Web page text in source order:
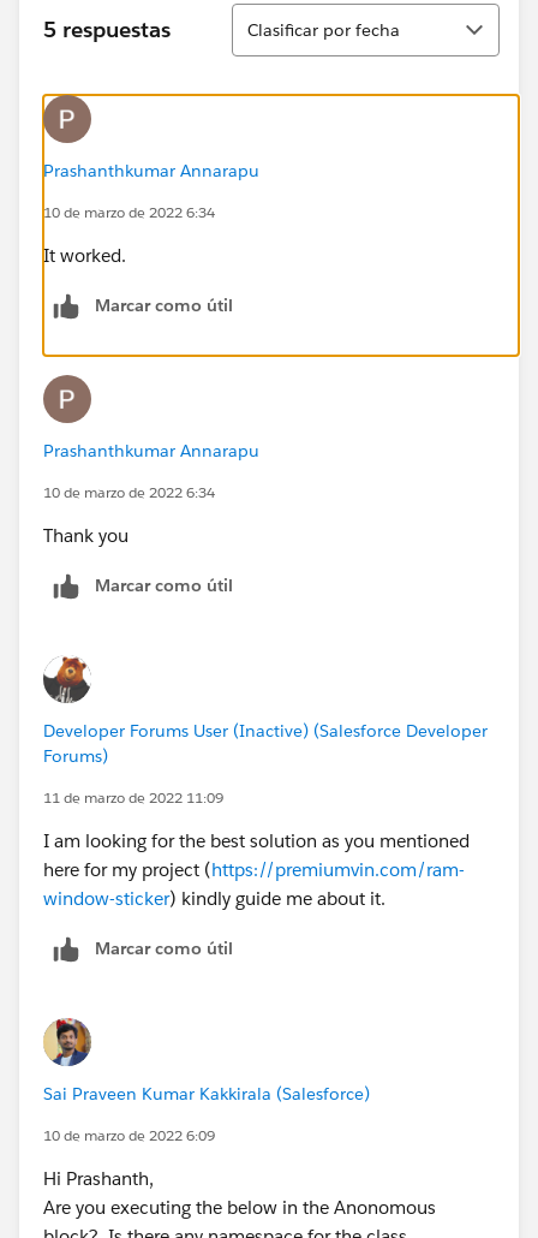
5 respuestas
Ordenar
Clasificar por fecha
Prashanthkumar Annarapu
10 de marzo de 2022 6:34
It worked.
Marcar como útil
Prashanthkumar Annarapu
10 de marzo de 2022 6:34
Thank you
Marcar como útil
Developer Forums User (Inactive) (Salesforce Developer
Forums)
11 de marzo de 2022 11:09
I am looking for the best solution as you mentioned
here for my project (https://premiumvin.com/ram-
window-sticker) kindly guide me about it.
Marcar como útil
Sai Praveen Kumar Kakkirala (Salesforce)
10 de marzo de 2022 6:09
Hi Prashanth,
Are you executing the below in the Anonomous